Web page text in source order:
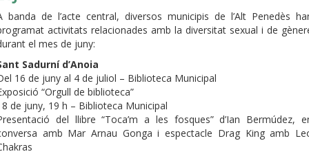
banda de l’acte central, diversos municipis de l’Alt Penedès
activitats relacionades amb la diversitat sexual i de
el mes de juny:
Sadurní d’Anoia
16 de juny al 4 de juliol – Biblioteca Municipal
“Orgull de biblioteca”
de juny, 19 h – Biblioteca Municipal
del llibre “Toca’m a les fosques” d’Ian Bermúdez,
amb Mar Arnau Gonga i espectacle Drag King amb